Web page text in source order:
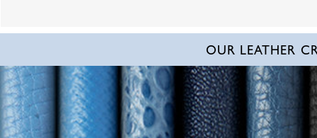
OUR LEATHER